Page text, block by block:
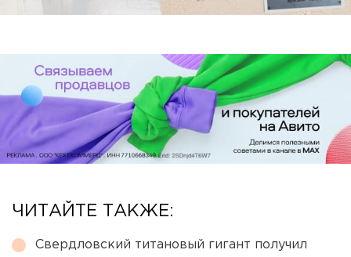
ЧИТАЙТЕ ТАКЖЕ:
Свердловский титановый гигант получил